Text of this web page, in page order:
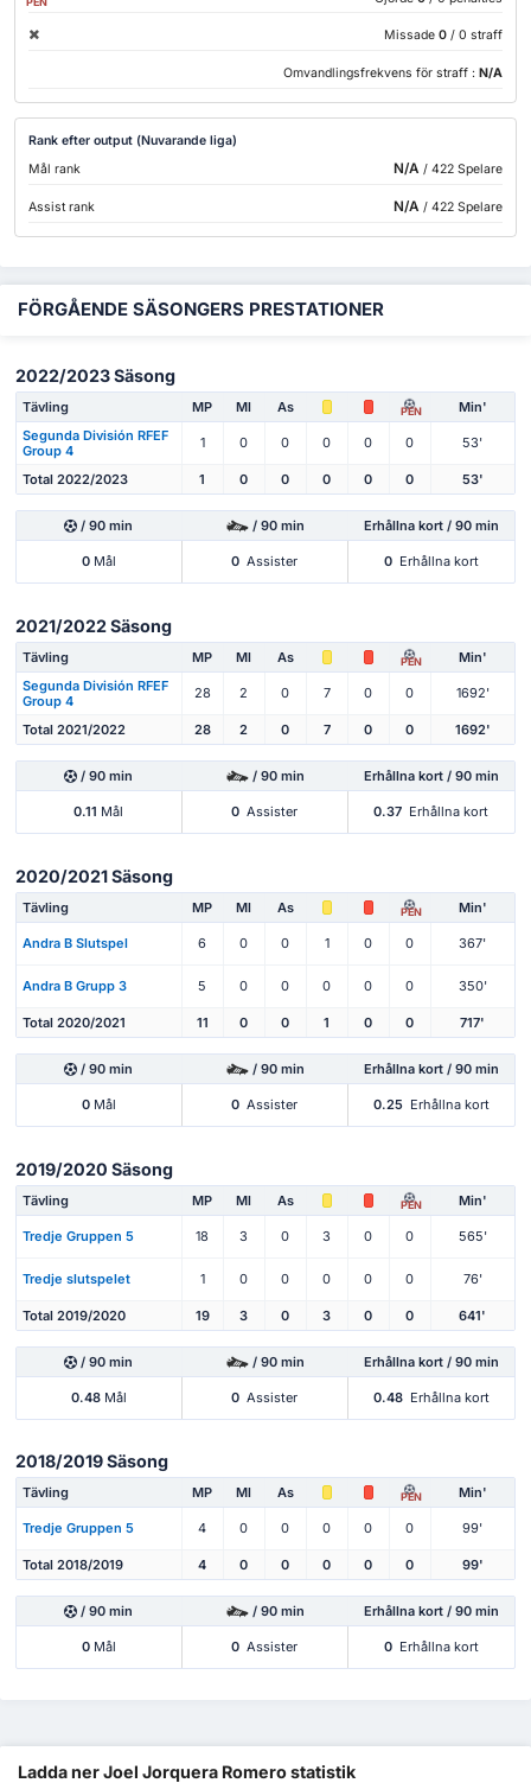
Missade 0 / 0 straff
Omvandlingsfrekvens för straff : N/A
Rank efter output (Nuvarande liga)
Mål rank
N/A / 422 Spelare
Assist rank N/A / 422 Spelare
FÖRGÅENDE SÄSONGERS PRESTATIONER
2022/2023 Säsong
Tävling MP Ml As PEN
Min'
Segunda División RFEF
Group 4
1 0 0 0 0 0 53'
Total 2022/2023 1 0 0 0 0 0 53'
/ 90 min / 90 min Erhållna kort / 90 min
0Mål 0 Assister 0 Erhållna kort
2021/2022 Säsong
Tävling MP Ml As PEN
Min'
Segunda División RFEF
Group 4
28 2 0 7 0 0 1692'
Total 2021/2022 28 2 0 7 0 0 1692'
/ 90 min / 90 min Erhållna kort / 90 min
0.11 Mål 0 Assister 0.37 Erhållna kort
2020/2021 Säsong
Tävling MP Ml As PEN Min'
Andra B Slutspel 6 0 0 1 0 0 367'
Andra B Grupp 3 5 0 0 0 0 0 350'
Total 2020/2021 11 0 0 1 0 0 717'
/ 90 min / 90 min Erhållna kort / 90 min
0Mål 0 Assister 0.25 Erhållna kort
2019/2020 Säsong
Tävling MP Ml As PEN Min'
Tredje Gruppen 5 18 3 0 3 0 0 565'
Tredje slutspelet 1 0 0 0 0 0 76'
Total 2019/2020 19 3 0 3 0 0 641'
/ 90 min / 90 min Erhållna kort / 90 min
0.48Mål 0 Assister 0.48 Erhållna kort
2018/2019 Säsong
Tävling MP Ml As PEN Min'
Tredje Gruppen 5 4 0 0 0 0 0 99'
Total 2018/2019 4 0 0 0 0 0 99'
/ 90 min / 90 min Erhållna kort / 90 min
0Mål 0 Assister 0 Erhållna kort
Ladda ner Joel Jorquera Romero statistik